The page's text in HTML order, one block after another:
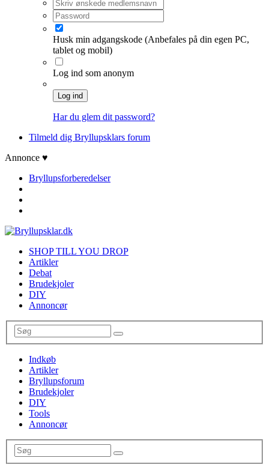
Husk min adgangskode (Anbefales på din egen PC,
tablet og mobil)
Log ind som anonym
Log ind
Har du glem dit password?
Tilmeld dig Bryllupsklars forum
Annonce ♥
Bryllupsforberedelser
SHOP TILL YOU DROP
Artikler
Debat
Brudekjoler
DIY
Annoncør
Indkøb
Artikler
Bryllupsforum
Brudekjoler
DIY
Tools
Annoncør